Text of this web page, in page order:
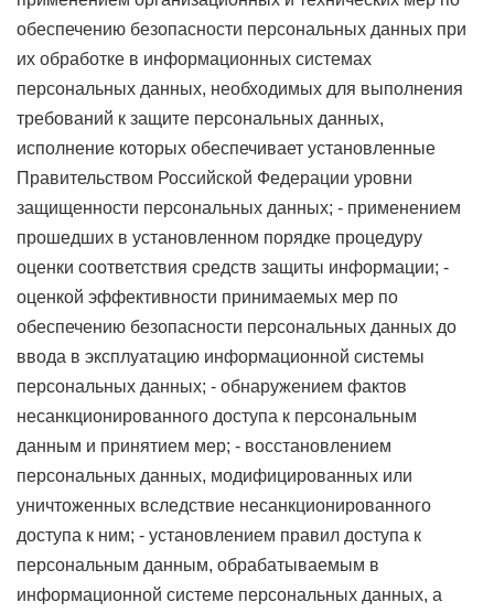
обеспечению безопасности персональных данных при
их обработке в информационных системах
персональных данных, необходимых для выполнения
требований к защите персональных данных,
исполнение которых обеспечивает установленные
Правительством Российской Федерации уровни
защищенности персональных данных; - применением
прошедших в установленном порядке процедуру
оценки соответствия средств защиты информации; -
оценкой эффективности принимаемых мер по
обеспечению безопасности персональных данных до
ввода в эксплуатацию информационной системы
персональных данных; - обнаружением фактов
несанкционированного доступа к персональным
данным и принятием мер; - восстановлением
персональных данных, модифицированных или
уничтоженных вследствие несанкционированного
доступа к ним; - установлением правил доступа к
персональным данным, обрабатываемым в
информационной системе персональных данных, а